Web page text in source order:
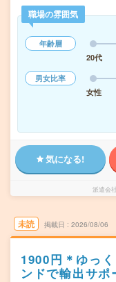
職場の雰囲気
年齢層
20代
男女比率
女性
気になる!
派遣会社
未読 掲載日 2026/08/06
1900円＊ゆっ
ンドで輸出サポ